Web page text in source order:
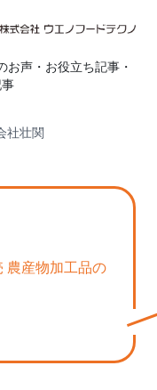
お声 ・ お役立ち記事 ・
社壮関
農産物加工品の